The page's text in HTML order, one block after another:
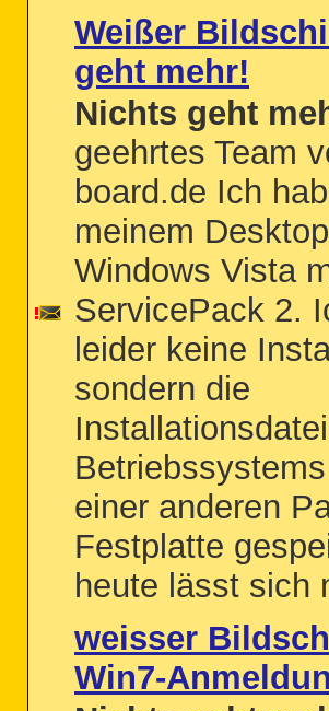
Weißer
geht mehr!
Nichts geht
geehrtes Team
board.de Ich
meinem
Windows Vista
ServicePack 2.
leider keine
sondern die
einer anderen
Festplatte
heute lässt sich
weisser
Win7-